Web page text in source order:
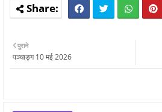
पुराने
पञ्चाङ्ग 10 मई 2026